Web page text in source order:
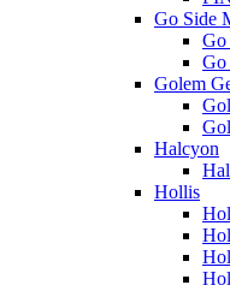
Go Side
Go
Go
Golem
Halcyon
Hollis